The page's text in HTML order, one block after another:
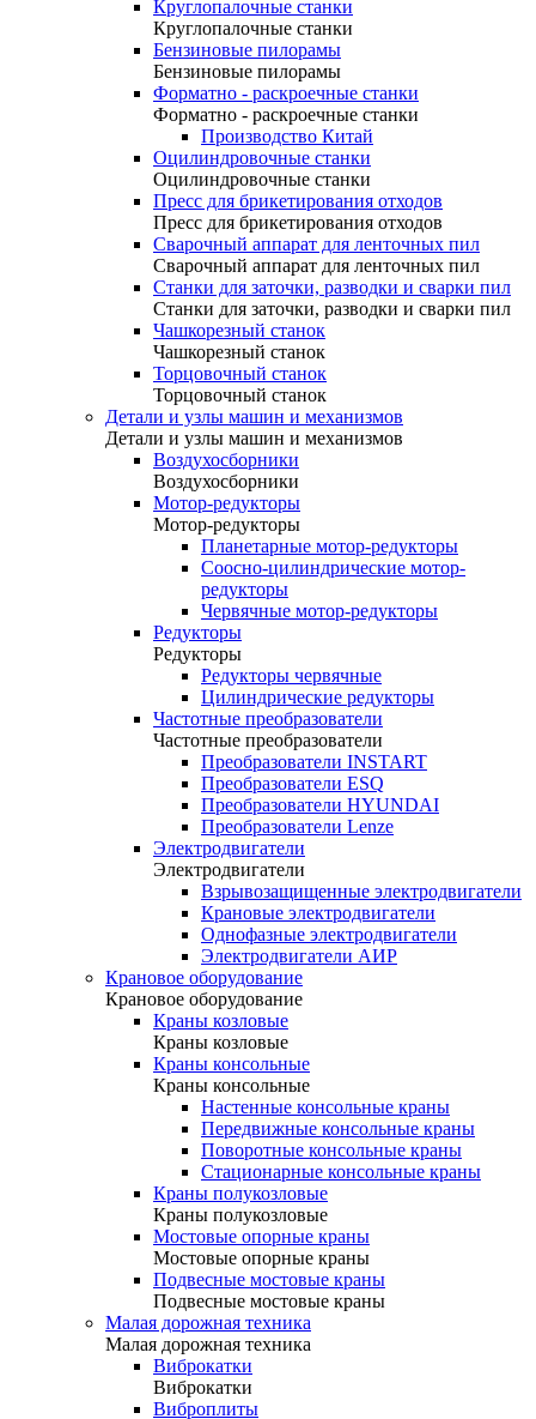
Круглопалочные станки
Круглопалочные станки
Бензиновые пилорамы
Бензиновые пилорамы
Форматно - раскроечные станки
Форматно - раскроечные станки
Производство Китай
Оцилиндровочные станки
Оцилиндровочные станки
Пресс для брикетирования отходов
Пресс для брикетирования отходов
Сварочный аппарат для ленточных пил
Сварочный аппарат для ленточных пил
Станки для заточки, разводки и сварки пил
Станки для заточки, разводки и сварки пил
Чашкорезный станок
Чашкорезный станок
Торцовочный станок
Торцовочный станок
Детали и узлы машин и механизмов
Детали и узлы машин и механизмов
Воздухосборники
Воздухосборники
Мотор-редукторы
Мотор-редукторы
Планетарные мотор-редукторы
Соосно-цилиндрические мотор-
редукторы
Червячные мотор-редукторы
Редукторы
Редукторы
Редукторы червячные
Цилиндрические редукторы
Частотные преобразователи
Частотные преобразователи
Преобразователи INSTART
Преобразователи ESQ
Преобразователи HYUNDAI
Преобразователи Lenze
Электродвигатели
Электродвигатели
Взрывозащищенные электродвигатели
Крановые электродвигатели
Однофазные электродвигатели
Электродвигатели АИР
Крановое оборудование
Крановое оборудование
Краны козловые
Краны козловые
Краны консольные
Краны консольные
Настенные консольные краны
Передвижные консольные краны
Поворотные консольные краны
Стационарные консольные краны
Краны полукозловые
Краны полукозловые
Мостовые опорные краны
Мостовые опорные краны
Подвесные мостовые краны
Подвесные мостовые краны
Малая дорожная техника
Малая дорожная техника
Виброкатки
Виброкатки
Виброплиты